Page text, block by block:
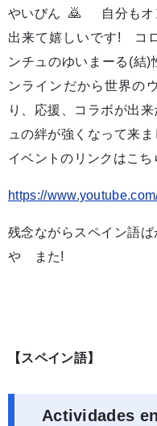
やいびん 🙇 自分もオ
出来て嬉しいです! コ
ンチュのゆいまーる(結
ンラインだから世界の
り、応援、コラボが出
ュの絆が強くなって来
イベントのリンクはこち
https://
残念ながらスペイン語
や また!
【スペイン語】
Actividades